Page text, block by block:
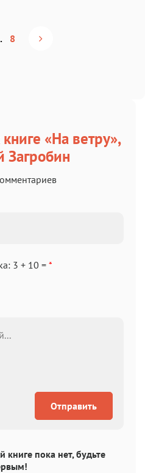
8
«На ветру»,
Загробин
3 + 10 = *
Отправить
книге пока нет, будьте